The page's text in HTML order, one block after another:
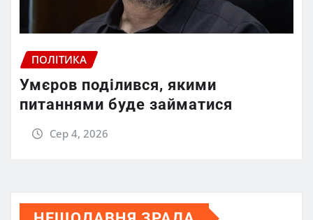
ПОЛІТИКА
Умєров поділився, якими
питаннями буде займатися
Сер 4, 2026